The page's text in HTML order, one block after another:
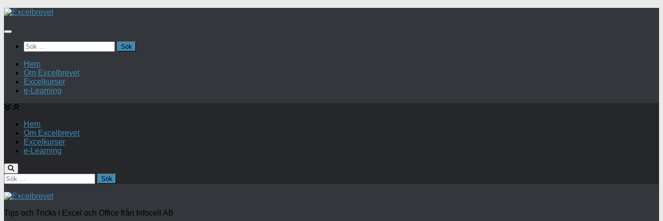
Under
Sök
efter:
Hem
Om Excelbrevet
Excelkurser
e-Learning
Hem
Om Excelbrevet
Excelkurser
e-Learning
Sök
efter:
Tips och Tricks i Excel och Office från Infocell AB